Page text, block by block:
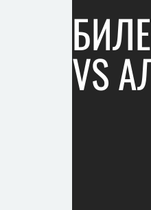
VS